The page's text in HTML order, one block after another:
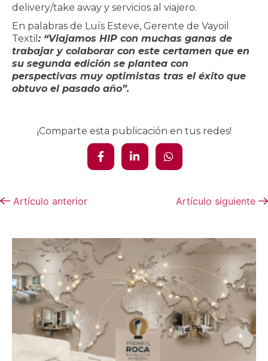
delivery/take away y servicios al viajero.
En palabras de Luís Esteve, Gerente de Vayoil
Textil : “Viajamos HIP con muchas ganas de
trabajar y colaborar con este certamen que en
su segunda edición se plantea con
perspectivas muy optimistas tras el éxito que
obtuvo el pasado año”.
¡Comparte esta publicación en tus redes!
Artículo anterior Artículo siguiente